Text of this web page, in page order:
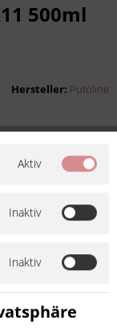
500ml
Hersteller: Putoline
oder rissiger
bersten.
verursachen.
Aktiv
Inaktiv
Inaktiv